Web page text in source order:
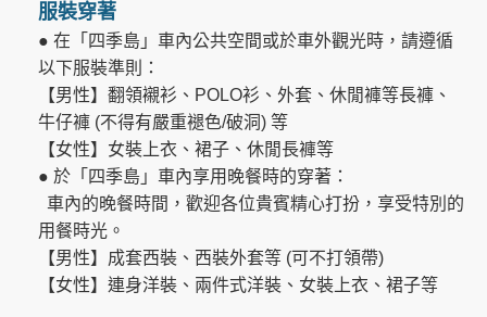
服裝穿著
● 在「四季島」車內公共空間或於車外觀光時，請遵循
以下服裝準則：
【男性】翻領襯衫、POLO衫、外套、休閒褲等長褲、
牛仔褲 (不得有嚴重褪色/破洞) 等
【女性】女裝上衣、裙子、休閒長褲等
● 於「四季島」車內享用晚餐時的穿著：
車內的晚餐時間，歡迎各位貴賓精心打扮，享受特別的
用餐時光。
【男性】成套西裝、西裝外套等 (可不打領帶)
【女性】連身洋裝、兩件式洋裝、女裝上衣、裙子等